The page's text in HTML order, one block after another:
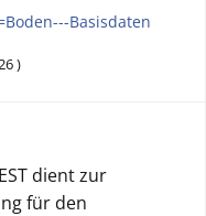
Basisdaten
)
dient zur
für den